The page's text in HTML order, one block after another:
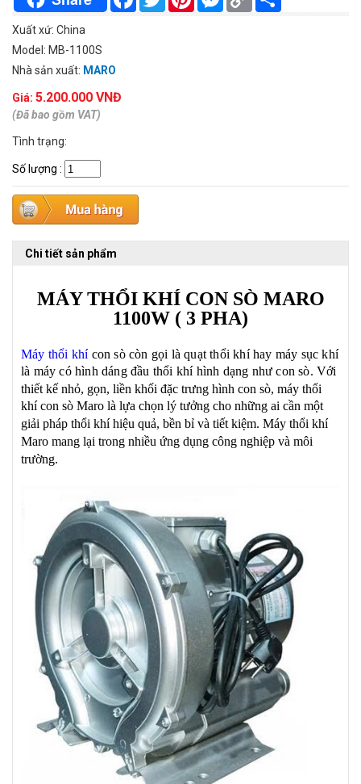
Link
Xuất xứ: China
Model: MB-1100S
Nhà sản xuất: MARO
Giá: 5.200.000 VNĐ
(Đã bao gồm VAT)
Tình trạng:
Số lượng :
Chi tiết sản phẩm
MÁY THỔI KHÍ CON SÒ MARO
1100W ( 3 PHA)
Máy thổi khícon sò còn gọi là quạt thổi khí hay máy sục khí
là máy có hình dáng đầu thổi khí hình dạng như con sò.Với
thiết kế nhỏ, gọn, liền khối đặc trưng hình con sò, máy thổi
khí con sò Maro là lựa chọn lý tưởng cho những ai cần một
giải pháp thổi khí hiệu quả, bền bỉ và tiết kiệm. Máy thổi khí
Maro mang lại trong nhiều ứng dụng công nghiệp và môi
trường.